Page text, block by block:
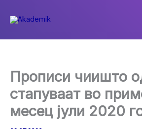
content
Прописи чиишто
стапуваат во
месец јули 2020